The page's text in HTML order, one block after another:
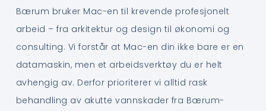
Bærum bruker Mac-en til krevende profesjonelt
arbeid – fra arkitektur og design til økonomi og
consulting. Vi forstår at Mac-en din ikke bare er en
datamaskin, men et arbeidsverktøy du er helt
avhengig av. Derfor prioriterer vi alltid rask
behandling av akutte vannskader fra Bærum-